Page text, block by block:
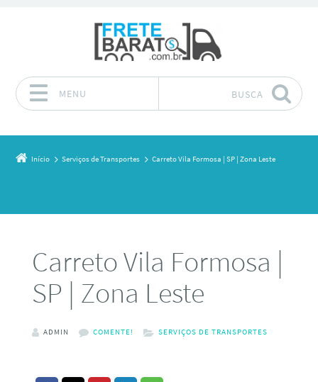
MENU BUSCA
Início Serviços de Transportes Carreto Vila Formosa | SP | Zona Leste
Carreto Vila Formosa |
SP | Zona Leste
ADMIN COMENTE! SERVIÇOS DE TRANSPORTES